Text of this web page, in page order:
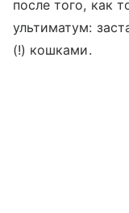
после того, как
ультиматум:
(!) кошками.